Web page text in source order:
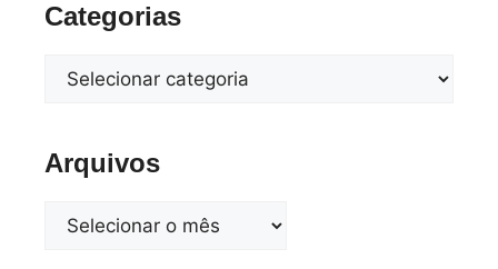
Categorias
Arquivos